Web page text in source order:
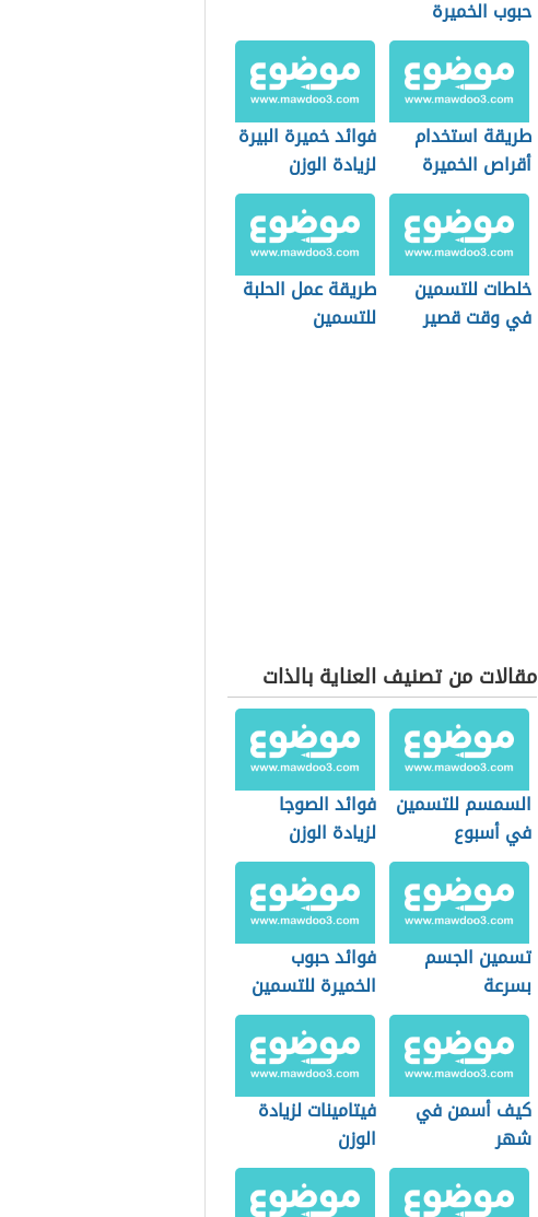
حبوب الخميرة
للتسمين
طريقة استخدام
أقراص الخميرة
لزيادة الوزن
فوائد خميرة البيرة
لزيادة الوزن
خلطات للتسمين
في وقت قصير
طريقة عمل الحلبة
للتسمين
مقالات من تصنيف العناية بالذات
السمسم للتسمين
في أسبوع
فوائد الصوجا
لزيادة الوزن
تسمين الجسم
بسرعة
فوائد حبوب
الخميرة للتسمين
كيف أسمن في
شهر
فيتامينات لزيادة
الوزن